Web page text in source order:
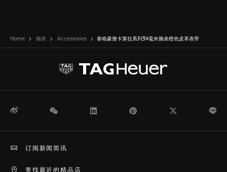
Home 腕表 Accessories 泰格豪雅卡莱拉系列39毫米腕表橙色皮革表带
微博 WeChat Pinterest
查找最近的精品店
订阅新闻简讯